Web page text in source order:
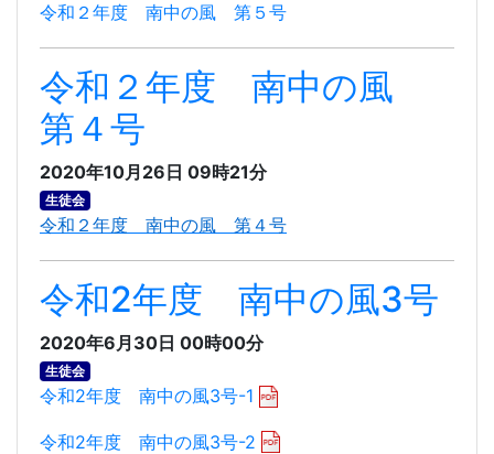
令和２年度 南中の風 第５号
令和２年度 南中の風
第４号
2020年10月26日 09時21分
生徒会
令和２年度 南中の風 第４号
令和2年度 南中の風3号
2020年6月30日 00時00分
生徒会
令和2年度 南中の風3号-1
令和2年度 南中の風3号-2